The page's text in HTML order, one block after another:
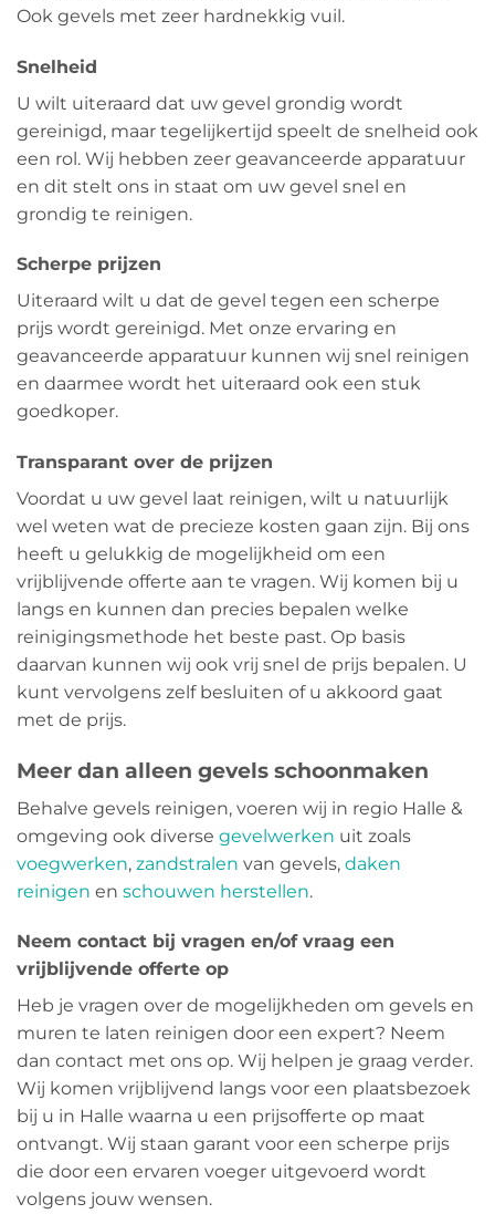
Ook gevels met zeer hardnekkig vuil.
Snelheid
U wilt uiteraard dat uw gevel grondig wordt
gereinigd, maar tegelijkertijd speelt de snelheid ook
een rol. Wij hebben zeer geavanceerde apparatuur
en dit stelt ons in staat om uw gevel snel en
grondig te reinigen.
Scherpe prijzen
Uiteraard wilt u dat de gevel tegen een scherpe
prijs wordt gereinigd. Met onze ervaring en
geavanceerde apparatuur kunnen wij snel reinigen
en daarmee wordt het uiteraard ook een stuk
goedkoper.
Transparant over de prijzen
Voordat u uw gevel laat reinigen, wilt u natuurlijk
wel weten wat de precieze kosten gaan zijn. Bij ons
heeft u gelukkig de mogelijkheid om een
vrijblijvende offerte aan te vragen. Wij komen bij u
langs en kunnen dan precies bepalen welke
reinigingsmethode het beste past. Op basis
daarvan kunnen wij ook vrij snel de prijs bepalen. U
kunt vervolgens zelf besluiten of u akkoord gaat
met de prijs.
Meer dan alleen gevels schoonmaken
Behalve gevels reinigen, voeren wij in regio Halle &
omgeving ook diverse gevelwerken uit zoals
voegwerken, zandstralen van gevels, daken
reinigen en schouwen herstellen.
Neem contact bij vragen en/of vraag een
vrijblijvende offerte op
Heb je vragen over de mogelijkheden om gevels en
muren te laten reinigen door een expert? Neem
dan contact met ons op. Wij helpen je graag verder.
Wij komen vrijblijvend langs voor een plaatsbezoek
bij u in Halle waarna u een prijsofferte op maat
ontvangt. Wij staan garant voor een scherpe prijs
die door een ervaren voeger uitgevoerd wordt
volgens jouw wensen.